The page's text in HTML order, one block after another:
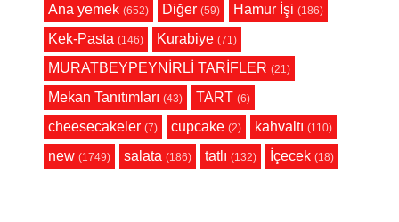
Ana yemek (652) Diğer (59) Hamur İşi (186)
Kek-Pasta (146) Kurabiye (71)
MURATBEYPEYNİRLİ TARİFLER (21)
Mekan Tanıtımları (43) TART (6)
cheesecakeler (7) cupcake (2) kahvaltı (110)
new (1749) salata (186) tatlı (132) İçecek (18)